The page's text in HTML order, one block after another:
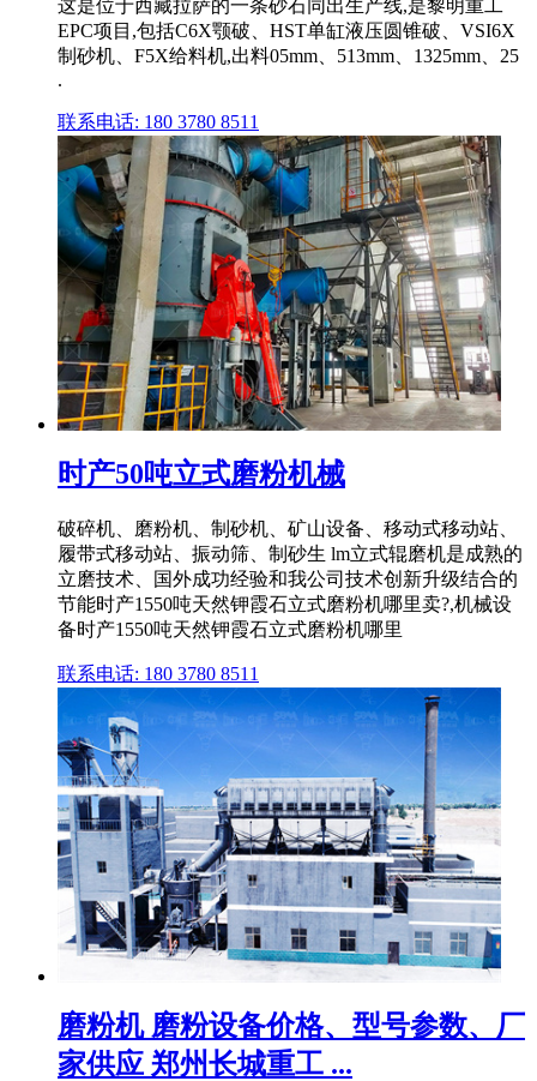
这是位于西藏拉萨的一条砂石同出生产线,是黎明重工
EPC项目,包括C6X颚破、HST单缸液压圆锥破、VSI6X
制砂机、F5X给料机,出料05mm、513mm、1325mm、25
.
联系电话: 180 3780 8511
时产50吨立式磨粉机械
破碎机、磨粉机、制砂机、矿山设备、移动式移动站、
履带式移动站、振动筛、制砂生 lm立式辊磨机是成熟的
立磨技术、国外成功经验和我公司技术创新升级结合的
节能时产1550吨天然钾霞石立式磨粉机哪里卖?,机械设
备时产1550吨天然钾霞石立式磨粉机哪里
联系电话: 180 3780 8511
磨粉机 磨粉设备价格、型号参数、厂
家供应 郑州长城重工 ...